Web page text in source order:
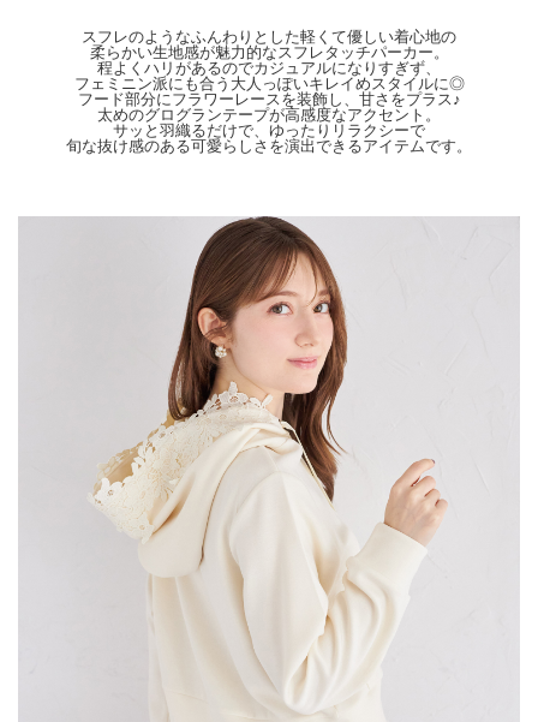
色合いはモニター環境により若干の誤差が出ます。 ライティングや天候によりモ
デル画像と物撮り画像のカラーに違いある場合、物撮り画像の方が実際のカラーに
近い状態で撮影されておりますので、そちらを参考にしてくださいませ。
スフレのようなふんわりとした軽くて優しい着心地の
柔らかい生地感が魅力的なスフレタッチパーカー。
程よくハリがあるのでカジュアルになりすぎず、
フェミニン派にも合う大人っぽいキレイめスタイルに◎
フード部分にフラワーレースを装飾し、甘さをプラス♪
太めのグログランテープが高感度なアクセント。
サッと羽織るだけで、ゆったりリラクシーで
旬な抜け感のある可愛らしさを演出できるアイテムです。